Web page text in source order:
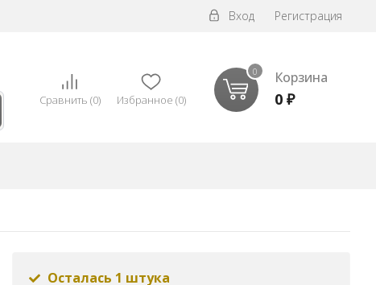
Вход Регистрация
Сравнить (0) Избранное (0)
0 Корзина
0 ₽
Осталась 1 штука